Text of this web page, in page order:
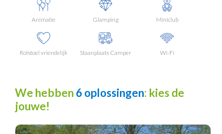
Animatie Glamping Miniclub
Rolstoel vriendelijk Staanplaats Camper Wi-Fi
We hebben 6 oplossingen: kies de
jouwe!